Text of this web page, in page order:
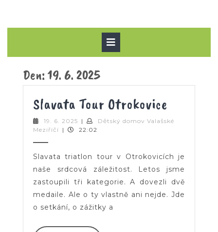
Den:19. 6. 2025
Slavata Tour Otrokovice
Tour
19. 6. 2025 19.
6.
|
Dětský domov Valašské
Meziříčí Dětský
Meziříčí
| 22:02
Slavata triatlon tour v Otrokovicích je
naše srdcová záležitost. Letos jsme
zastoupili tři kategorie. A dovezli dvě
medaile. Ale o ty vlastně ani nejde. Jde
o setkání, o zážitky a